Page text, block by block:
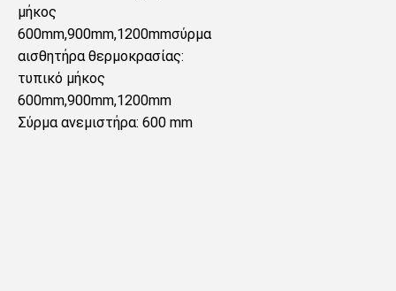
μήκος
600mm,900mm,1200mmσύρμα
αισθητήρα θερμοκρασίας:
τυπικό μήκος
600mm,900mm,1200mm
Σύρμα ανεμιστήρα: 600 mm